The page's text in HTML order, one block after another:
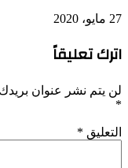
27 مايو، 2020
اترك تعليقاً
لن يتم نشر عنوان بريدك
*
التعليق *